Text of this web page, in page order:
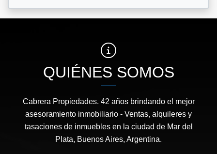
QUIÉNES SOMOS
Cabrera Propiedades. 42 años brindando el mejor
asesoramiento inmobiliario - Ventas, alquileres y
tasaciones de inmuebles en la ciudad de Mar del
Plata, Buenos Aires, Argentina.